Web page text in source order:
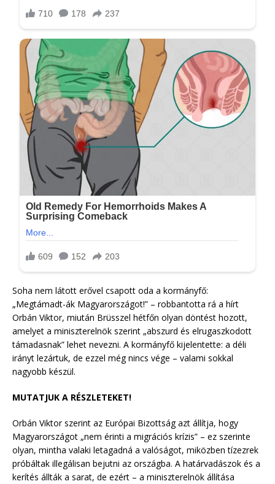
Soha nem látott erővel csapott oda a kormányfő:
„Megtámadt-ák Magyarországot!” – robbantotta rá a hírt
Orbán Viktor, miután Brüsszel hétfőn olyan döntést hozott,
amelyet a miniszterelnök szerint „abszurd és elrugaszkodott
támadasnak” lehet nevezni. A kormányfő kijelentette: a déli
irányt lezártuk, de ezzel még nincs vége – valami sokkal
nagyobb készül.
MUTATJUK A RÉSZLETEKET!
Orbán Viktor szerint az Európai Bizottság azt állítja, hogy
Magyarországot „nem érinti a migrációs krízis” – ez szerinte
olyan, mintha valaki letagadná a valóságot, miközben tízezrek
próbáltak illegálisan bejutni az országba. A határvadászok és a
kerítés állták a sarat, de ezért – a miniszterelnök állítása